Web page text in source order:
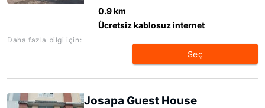
0.9 km
Ücretsiz kablosuz internet
Daha fazla bilgi için:
Seç
Josapa Guest House